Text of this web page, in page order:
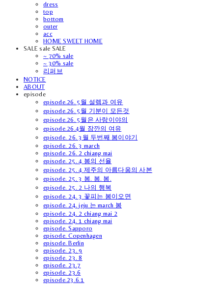
dress
top
bottom
outer
acc
HOME SWEET HOME
SALE sale SALE
~ 70% sale
~ 30% sale
리퍼브
NOTICE
ABOUT
episode
episode.26. 5월 설렘과 여유
episode.26. 5월 기분이 모든것
episode.26. 5월은 사랑이야의
episode.26.4월 잠깐의 여유
episode. 26. 3월 두번째 봄이야기
episode. 26. 3 march
episode. 26. 2 chiang mai
episode. 25. 4 봄의 선율
episode. 25. 4 제주의 아름다움의 사본
episode. 25. 3 봄. 봄. 봄.
episode. 25. 2 나의 행복
episode. 24. 3 꽃피는 봄이오면
episode. 24. jeju 는 march 봄
episode. 24. 2 chiang mai 2
episode. 24. 1 chiang mai
episode. Sapporo
episode. Copenhagen
episode. Berlin
episode. 23. 9
episode. 23. 8
episode. 23.7
episode. 23.6
episode.23.6.1